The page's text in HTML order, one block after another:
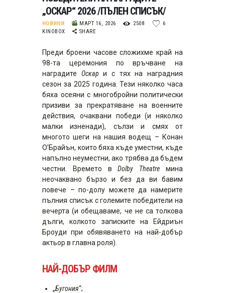
„ОСКАР“ 2026 /ПЪЛЕН СПИСЪК/
НОВИНИ МАРТ 16, 2026 2508
6
KINOBOX
SHARE
Преди броени часове сложихме край на
98-та церемония по връчване на
наградите Оскар и с тях на наградния
сезон за 2025 година. Тези няколко часа
бяха осеяни с многобройни политически
призиви за прекратяване на военните
действия, очаквани победи (и няколко
малки изненади), сълзи и смях от
многото шеги на нашия водещ – Конан
О’Брайън, които бяха къде уместни, къде
напълно неуместни, ако трябва да бъдем
честни. Времето вDolby Theatre мина
неочаквано бързо и без да ви бавим
повече – по-долу можете да намерите
пълния списък с големите победители на
вечерта (и обещаваме, че не са толкова
дълги, колкото записките на Ейдриън
Броуди при обявяването на най-добър
актьор в главна роля).
НАЙ-ДОБЪР ФИЛМ
„Бугония“;